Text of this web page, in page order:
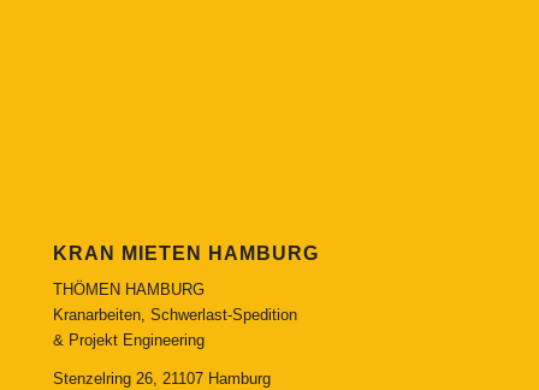
KRAN MIETEN HAMBURG
THÖMEN HAMBURG
Kranarbeiten, Schwerlast-Spedition
& Projekt Engineering
Stenzelring 26, 21107 Hamburg